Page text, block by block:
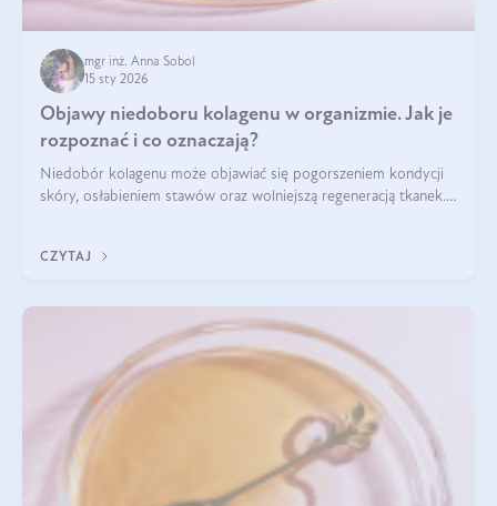
mgr inż. Anna Sobol
15 sty 2026
Objawy niedoboru kolagenu w organizmie. Jak je
rozpoznać i co oznaczają?
Niedobór kolagenu może objawiać się pogorszeniem kondycji
skóry, osłabieniem stawów oraz wolniejszą regeneracją tkanek.
osłabienie włosów.
CZYTAJ